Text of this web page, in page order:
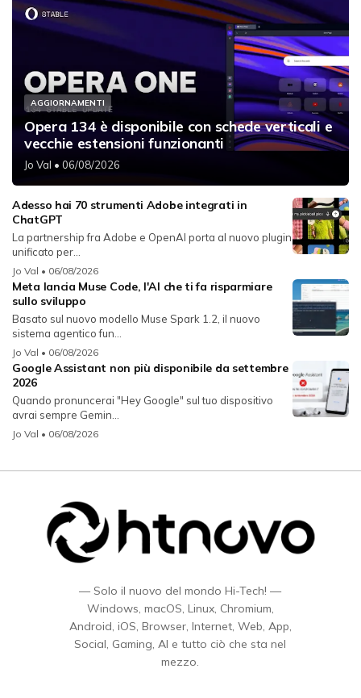
AGGIORNAMENTI
Opera 134 è disponibile con schede verticali e
vecchie estensioni funzionanti
Jo Val • 06/08/2026
Adesso hai 70 strumenti Adobe integrati in
ChatGPT
La partnership fra Adobe e OpenAI porta al nuovo plugin
unificato per...
Jo Val • 06/08/2026
Meta lancia Muse Code, l'AI che ti fa risparmiare
sullo sviluppo
Basato sul nuovo modello Muse Spark 1.2, il nuovo
sistema agentico fun...
Jo Val • 06/08/2026
Google Assistant non più disponibile da settembre
2026
Quando pronuncerai "Hey Google" sul tuo dispositivo
avrai sempre Gemin...
Jo Val • 06/08/2026
— Solo il nuovo del mondo Hi-Tech! —
Windows, macOS, Linux, Chromium,
Android, iOS, Browser, Internet, Web, App,
Social, Gaming, AI e tutto ciò che sta nel
mezzo.